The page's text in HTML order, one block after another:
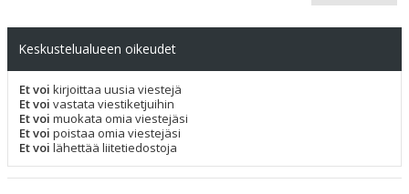
Keskustelualueen oikeudet
Et voi kirjoittaa uusia viestejä
Et voi vastata viestiketjuihin
Et voi muokata omia viestejäsi
Et voi poistaa omia viestejäsi
Et voi lähettää liitetiedostoja